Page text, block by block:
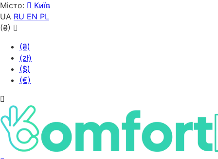
Місто:
Київ
UA RU EN PL
(₴)
(₴)
(zł)
($)
(€)